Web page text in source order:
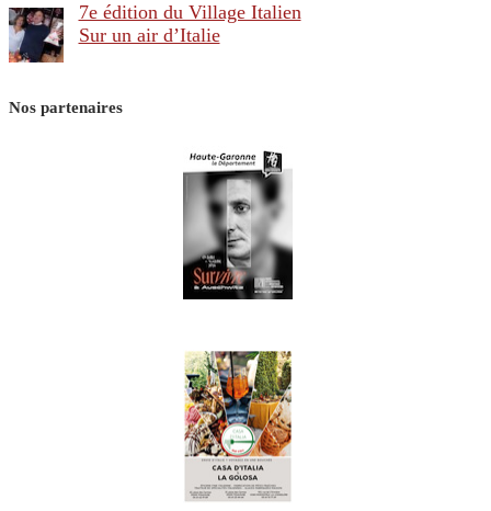
7e édition du Village Italien
Sur un air d’Italie
Nos partenaires